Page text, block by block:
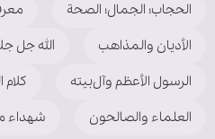
الحجاب؛ الجمال؛ الصحة
الأديان والمذاهب
الله جل
الرسول الأعظم وآل‌بیته
کلام
العلماء والصالحون
شهداء